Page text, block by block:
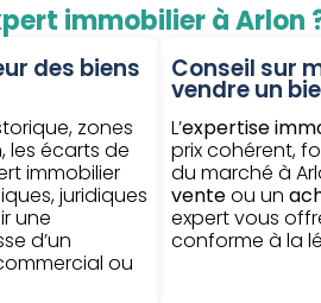
immobilier à Arlon
des biens
zones
les écarts de
immobilier
juridiques
une
d’un
ou
Conseil sur
vendre un
L’expertise
prix cohérent,
du marché à
venteou un
expert vous
conforme à la